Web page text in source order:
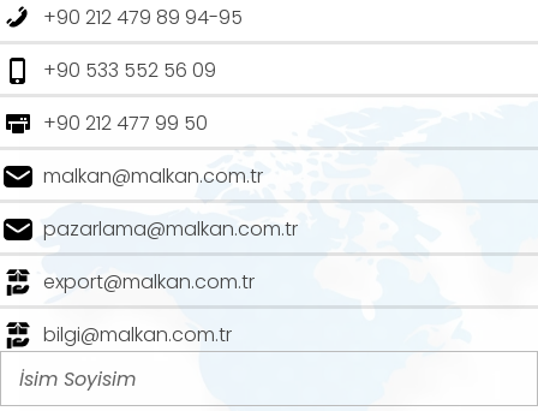
+90 212 479 89 94-95
+90 533 552 56 09
+90 212 477 99 50
malkan@malkan.com.tr
pazarlama@malkan.com.tr
export@malkan.com.tr
bilgi@malkan.com.tr